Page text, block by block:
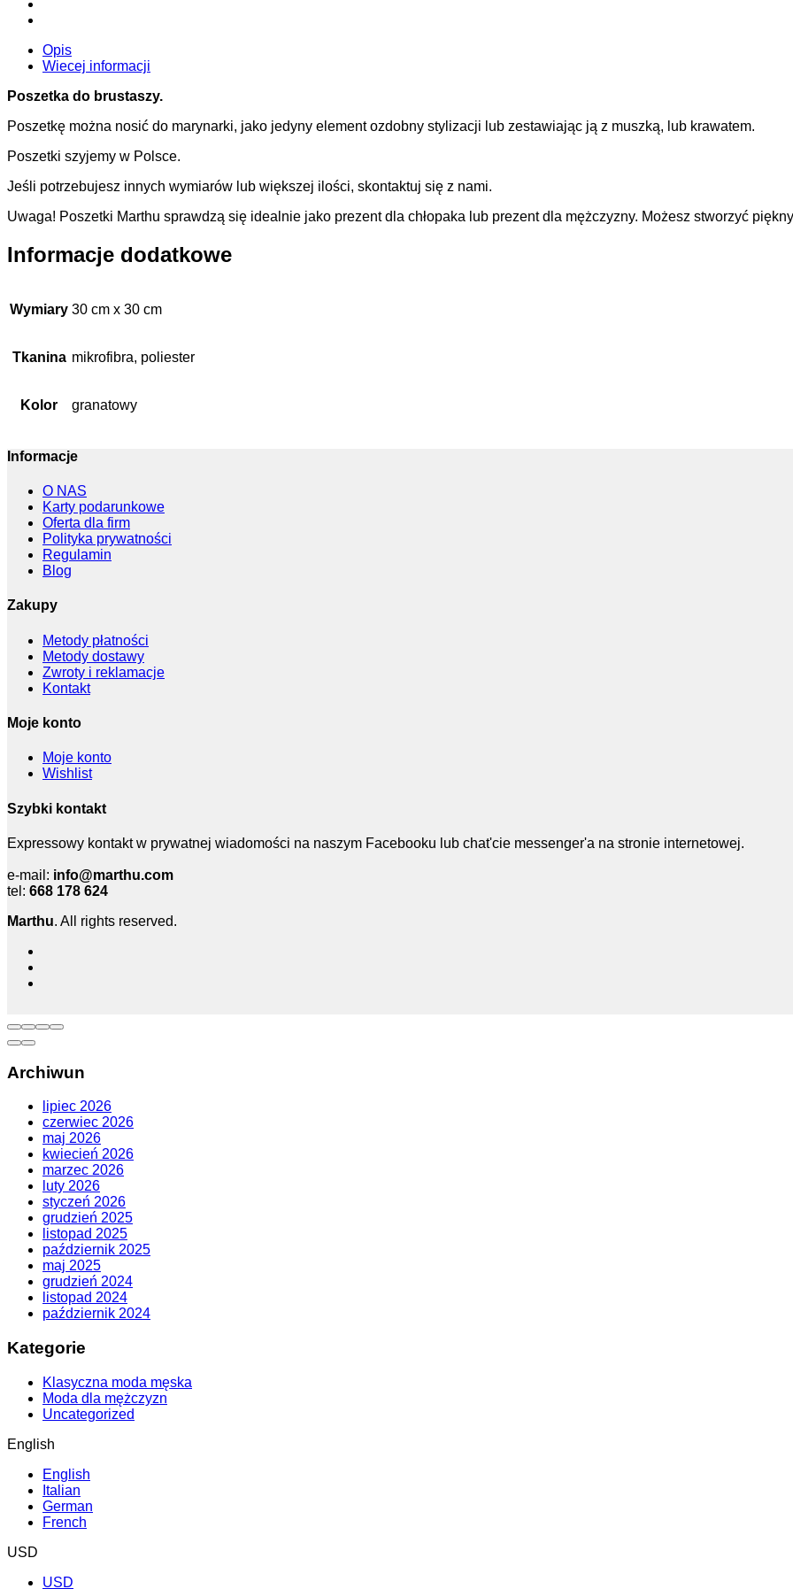
Opis
Wiecej informacji
Poszetka do brustaszy.
Poszetkę można nosić do marynarki, jako jedyny element ozdobny stylizacji lub zestawiając ją z muszką, lub krawatem.
Poszetki szyjemy w Polsce.
Jeśli potrzebujesz innych wymiarów lub większej ilości, skontaktuj się z nami.
Uwaga! Poszetki Marthu sprawdzą się idealnie jako prezent dla chłopaka lub prezent dla mężczyzny. Możesz stworzyć
Informacje dodatkowe
Wymiary 30 cm x 30 cm
Tkanina mikrofibra, poliester
Kolor granatowy
Informacje
O NAS
Karty podarunkowe
Oferta dla firm
Polityka prywatności
Regulamin
Blog
Zakupy
Metody płatności
Metody dostawy
Zwroty i reklamacje
Kontakt
Moje konto
Moje konto
Wishlist
Szybki kontakt
Expressowy kontakt w prywatnej wiadomości na naszym Facebooku lub chat'cie messenger'a na stronie internetowej.
e-mail: info@marthu.com
tel: 668 178 624
Marthu. All rights reserved.
Archiwun
lipiec 2026
czerwiec 2026
maj 2026
kwiecień 2026
marzec 2026
luty 2026
styczeń 2026
grudzień 2025
listopad 2025
październik 2025
maj 2025
grudzień 2024
listopad 2024
październik 2024
Kategorie
Klasyczna moda męska
Moda dla mężczyzn
Uncategorized
English
English
Italian
German
French
USD
USD